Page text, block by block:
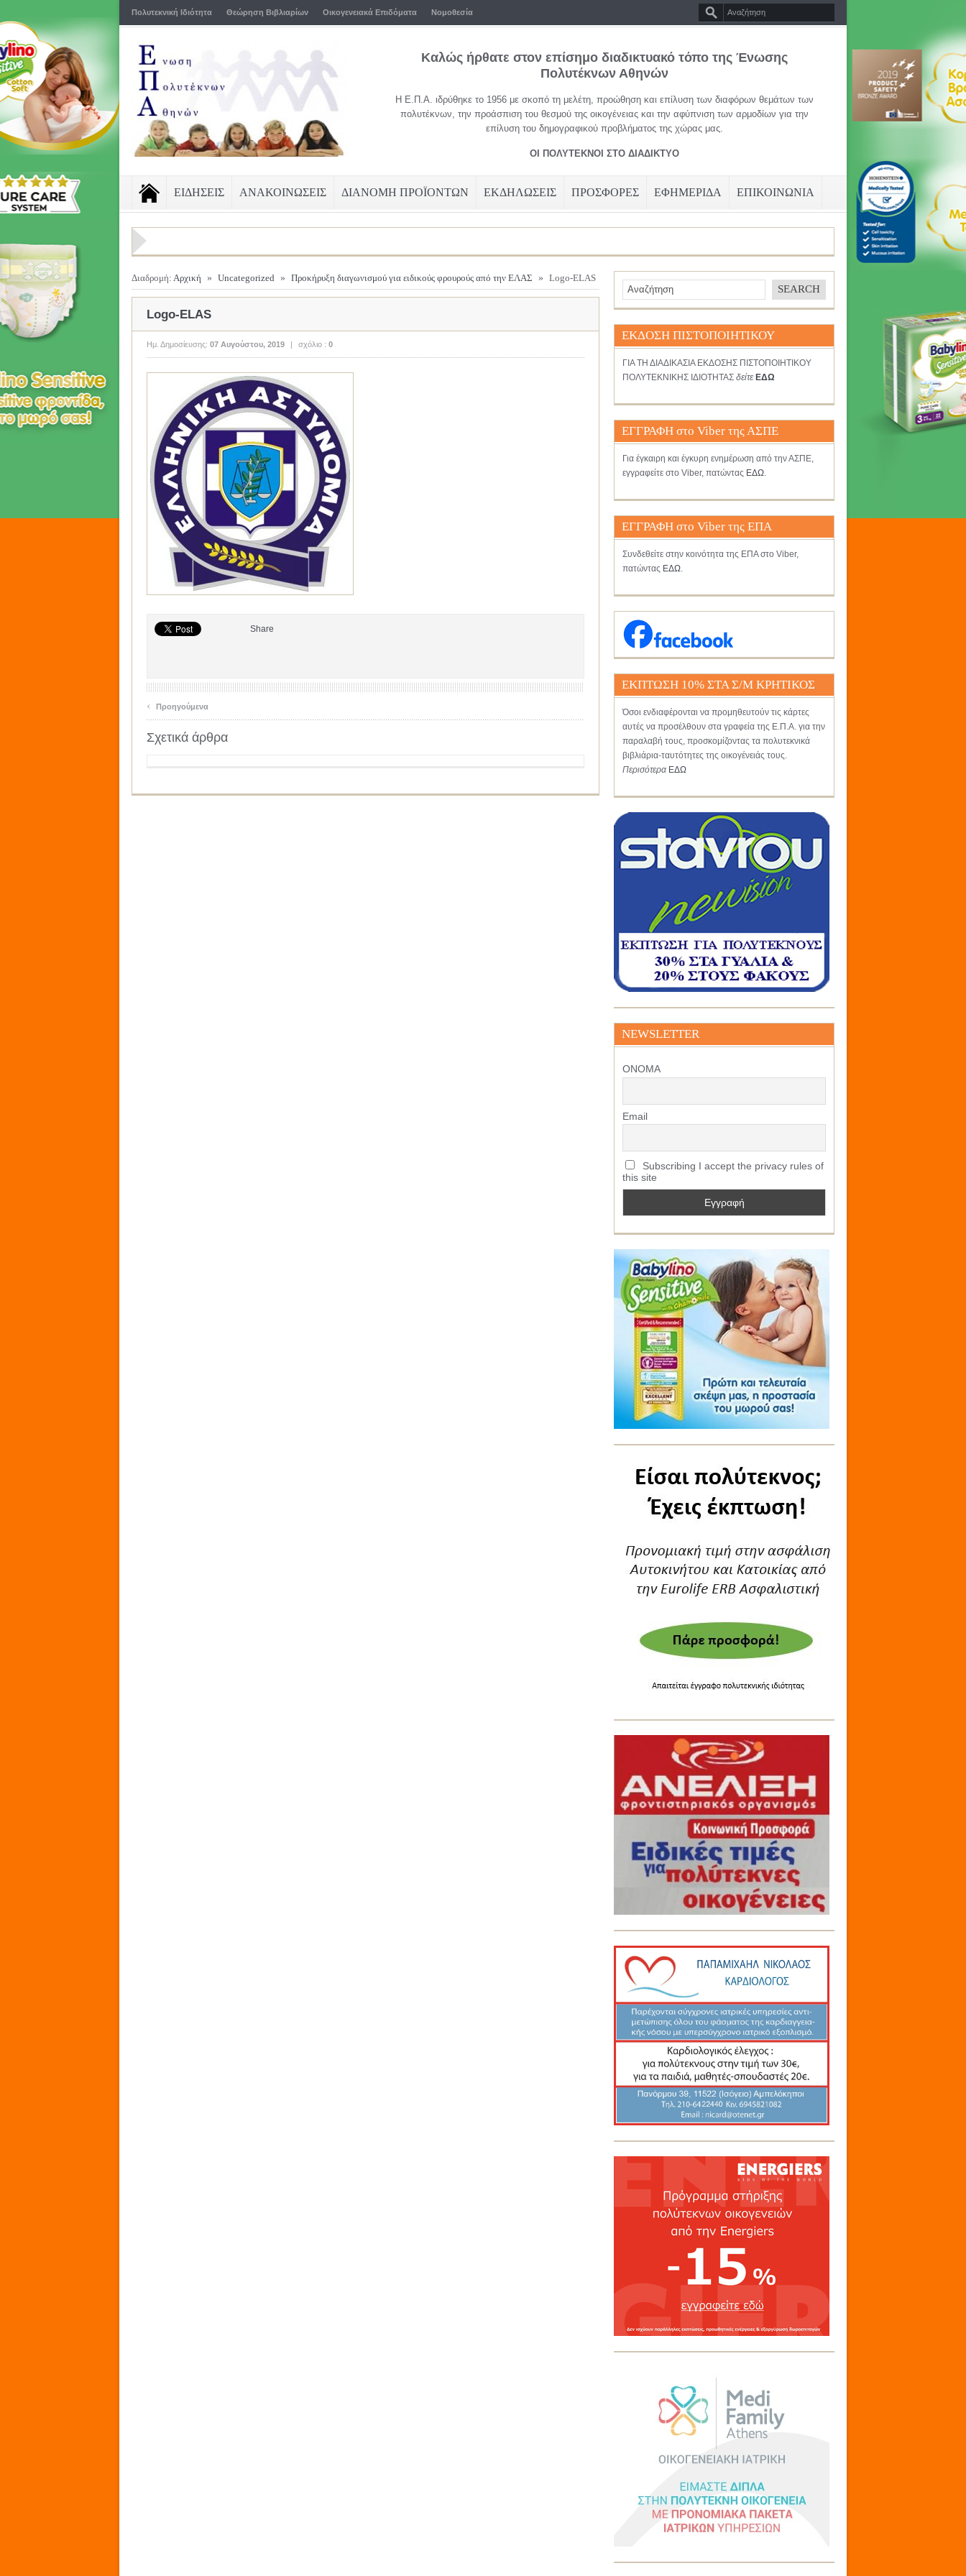
Πολυτεκνική Ιδιότητα Θεώρηση Βιβλιαρίων Οικογενειακά Επιδόματα Νομοθεσία
Καλώς ήρθατε στον επίσημο διαδικτυακό τόπο της Ένωσης
Πολυτέκνων Αθηνών
Η Ε.Π.Α. ιδρύθηκε το 1956 με σκοπό τη μελέτη, προώθηση και επίλυση των διαφόρων θεμάτων των
πολυτέκνων, την προάσπιση του θεσμού της οικογένειας και την αφύπνιση των αρμοδίων για την
επίλυση του δημογραφικού προβλήματος της χώρας μας.
ΟΙ ΠΟΛΥΤΕΚΝΟΙ ΣΤΟ ΔΙΑΔΙΚΤΥΟ
ΕΙΔΗΣΕΙΣ ΑΝΑΚΟΙΝΩΣΕΙΣ ΔΙΑΝΟΜΗ ΠΡΟΪΟΝΤΩΝ ΕΚΔΗΛΩΣΕΙΣ ΠΡΟΣΦΟΡΕΣ ΕΦΗΜΕΡΙΔΑ ΕΠΙΚΟΙΝΩΝΙΑ
Διαδρομή: Αρχική » Uncategorized » Προκήρυξη διαγωνισμού για ειδικούς φρουρούς από την ΕΛΑΣ » Logo-ELAS
Logo-ELAS
Ημ. Δημοσίευσης: 07 Αυγούστου, 2019 | σχόλιο : 0
Share
‹ Προηγούμενα
Σχετικά άρθρα
ΕΚΔΟΣΗ ΠΙΣΤΟΠΟΙΗΤΙΚΟΥ
ΓΙΑ ΤΗ ΔΙΑΔΙΚΑΣΙΑ ΕΚΔΟΣΗΣ ΠΙΣΤΟΠΟΙΗΤΙΚΟΥ
ΠΟΛΥΤΕΚΝΙΚΗΣ ΙΔΙΟΤΗΤΑΣ δείτε ΕΔΩ
ΕΓΓΡΑΦΗ στο Viber της ΑΣΠΕ
Για έγκαιρη και έγκυρη ενημέρωση από την ΑΣΠΕ,
εγγραφείτε στο Viber, πατώντας ΕΔΩ.
ΕΓΓΡΑΦΗ στο Viber της ΕΠΑ
Συνδεθείτε στην κοινότητα της ΕΠΑ στο Viber,
πατώντας ΕΔΩ.
ΕΚΠΤΩΣΗ 10% ΣΤΑ Σ/Μ ΚΡΗΤΙΚΟΣ
Όσοι ενδιαφέρονται να προμηθευτούν τις κάρτες
αυτές να προσέλθουν στα γραφεία της Ε.Π.Α. για την
παραλαβή τους, προσκομίζοντας τα πολυτεκνικά
βιβλιάρια-ταυτότητες της οικογένειάς τους.
Περισότερα ΕΔΩ
NEWSLETTER
ΟΝΟΜΑ
Email
Subscribing I accept the privacy rules of
this site